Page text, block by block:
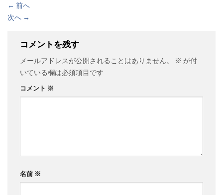
← 前へ
次へ →
コメントを残す
メールアドレスが公開されることはありません。 ※ が付
いている欄は必須項目です
コメント ※
名前 ※